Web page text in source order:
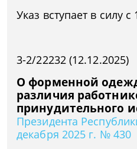
Указ вступает в силу
3-2/22232 (12.12.2025)
О форменной
различия
принудительного
Президента
декабря 2025 г. № 430